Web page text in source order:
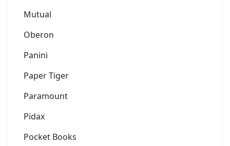
Mutual
Oberon
Panini
Paper Tiger
Paramount
Pidax
Pocket Books